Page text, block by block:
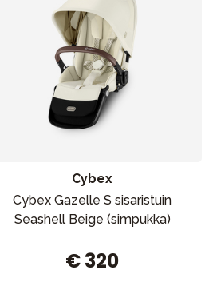
Cybex
Cybex Gazelle S sisaristuin
Seashell Beige (simpukka)
€ 320
Outlet Opas Ota